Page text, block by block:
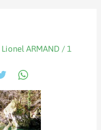
Lionel ARMAND /1